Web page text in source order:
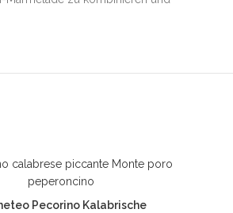
Pecorino Kalabrische